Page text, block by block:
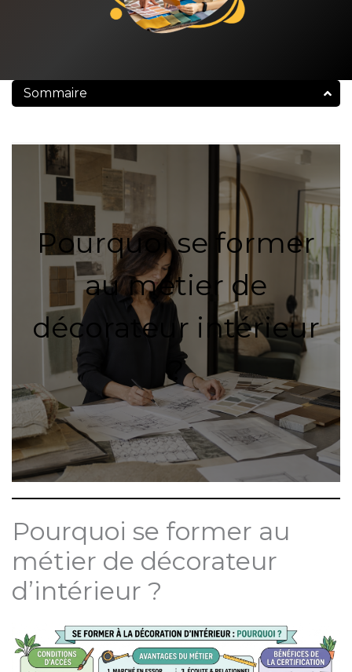
Sommaire
Pourquoi se former
au métier de
décorateur intérieur
?
Pourquoi se former au
métier de décorateur
d’intérieur ?